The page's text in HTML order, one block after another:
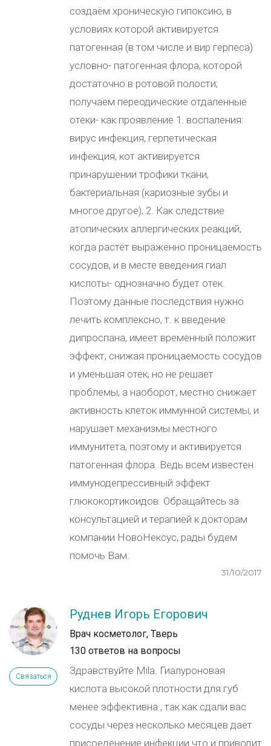
создаём хроническую гипоксию, в
условиях которой активируется
патогенная (в том числе и вир герпеса)
условно- патогенная флора, которой
достаточно в ротовой полости;
получаем переодические отдаленные
отеки- как проявление 1. воспаления:
вирус инфекция, герпетическая
инфекция, кот активируется
принарушении трофики ткани,
бактериальная (кариозные зубы и
многое другое), 2. Как следствие
атопических аллергических реакций,
когда растёт выраженно проницаемость
сосудов, и в месте введения гиал
кислоты- однозначно будет отек.
Поэтому данные последствия нужно
лечить комплексно, т. к введение
дипроспана, имеет временный положит
эффект, снижая проницаемость сосудов
и уменьшая отек, но не решает
проблемы, а наоборот, местно снижает
активность клеток иммунной системы, и
нарушает механизмы местного
иммунитета, поэтому и активируется
патогенная флора. Ведь всем известен
иммунодепрессивный эффект
глюкокортикоидов. Обращайтесь за
консультацией и терапией к докторам
компании НовоНексус, рады будем
помочь Вам.
31/10/2017
Связаться
Руднев Игорь Егорович
Врач косметолог, Тверь
130 ответов на вопросы
Здравствуйте Mila. Гиалуроновая
кислота высокой плотности для губ
менее эффективна , так как сдали вас
сосуды через несколько месяцев дает
присоеденение инфекции что и приводит